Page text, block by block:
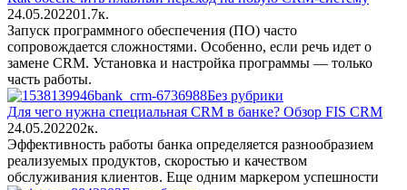
24.05.202201.7к.
Запуск программного обеспечения (ПО) часто
сопровождается сложностями. Особенно, если речь идет о
замене CRM. Установка и настройка программы — только
часть работы.
Без рубрики
Для чего нужна специальная CRM в банке? Обзор FIS CRM
24.05.202202к.
Эффективность работы банка определяется разнообразием
реализуемых продуктов, скоростью и качеством
обслуживания клиентов. Еще одним маркером успешности